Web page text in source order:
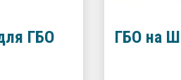
ГБО ГБО на